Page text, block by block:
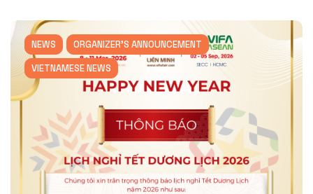
NEWS
ORGANIZER'S ANNOUNCEMENT
VIETNAMESE NEWS